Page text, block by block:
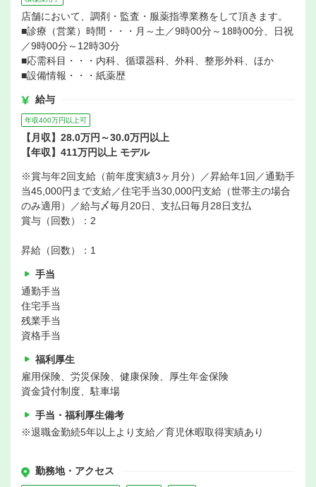
店舗において、調剤・監査・服薬指導業務をして頂きます。
■診療（営業）時間・・・月～土／9時00分～18時00分、日祝
／9時00分～12時30分
■応需科目・・・内科、循環器科、外科、整形外科、ほか
■設備情報・・・紙薬歴
給与
年収400万円以上可
【月収】28.0万円～30.0万円以上
【年収】411万円以上 モデル
※賞与年2回支給（前年度実績3ヶ月分）／昇給年1回／通勤手
当45,000円まで支給／住宅手当30,000円支給（世帯主の場合
のみ適用）／給与〆毎月20日、支払日毎月28日支払
賞与（回数）：2
昇給（回数）：1
手当
通勤手当
住宅手当
残業手当
資格手当
福利厚生
雇用保険、労災保険、健康保険、厚生年金保険
資金貸付制度、駐車場
手当・福利厚生備考
※退職金勤続5年以上より支給／育児休暇取得実績あり
勤務地・アクセス